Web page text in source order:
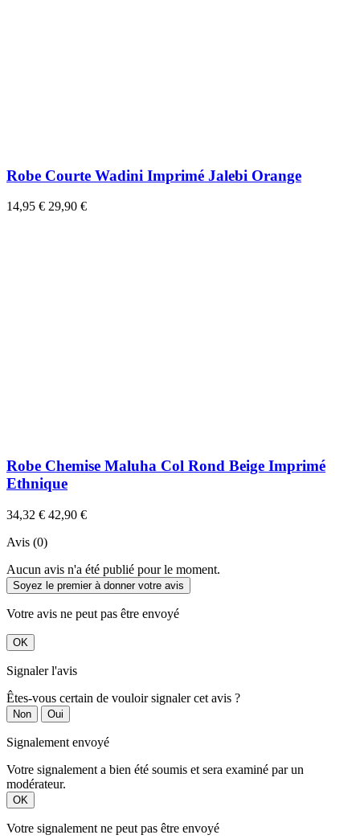
Robe Courte Wadini Imprimé Jalebi Orange
14,95 € 29,90 €
Robe Chemise Maluha Col Rond Beige Imprimé
Ethnique
34,32 € 42,90 €
Avis (0)
Aucun avis n'a été publié pour le moment.
Soyez le premier à donner votre avis
Votre avis ne peut pas être envoyé
OK
Signaler l'avis
Êtes-vous certain de vouloir signaler cet avis ?
Non Oui
Signalement envoyé
Votre signalement a bien été soumis et sera examiné par un
modérateur.
OK
Votre signalement ne peut pas être envoyé